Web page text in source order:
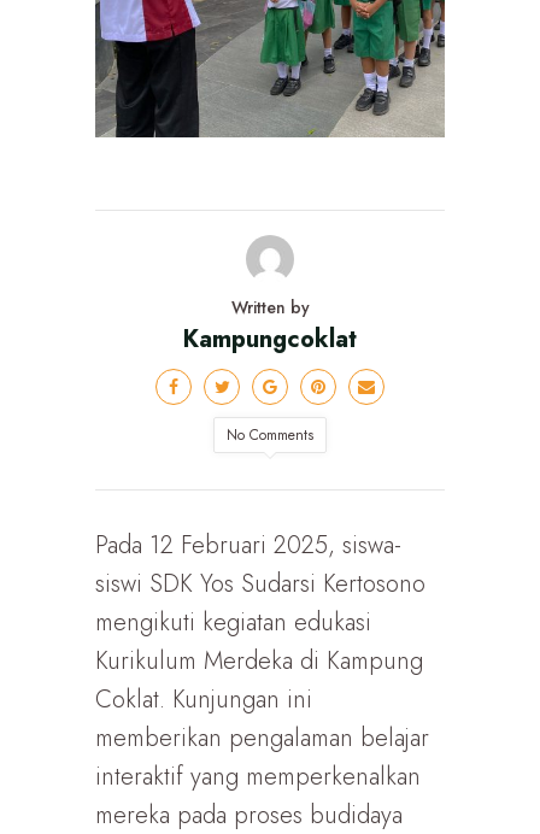
Written by
Kampungcoklat
No Comments
Pada 12 Februari 2025, siswa-
siswi SDK Yos Sudarsi Kertosono
mengikuti kegiatan edukasi
Kurikulum Merdeka di Kampung
Coklat. Kunjungan ini
memberikan pengalaman belajar
interaktif yang memperkenalkan
mereka pada proses budidaya